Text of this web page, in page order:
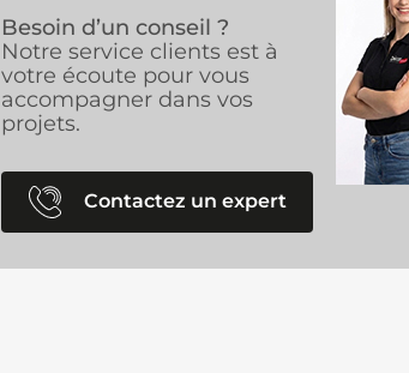
Besoin d’un conseil ?
Notre service clients est à
votre écoute pour vous
accompagner dans vos
projets.
Contactez un expert